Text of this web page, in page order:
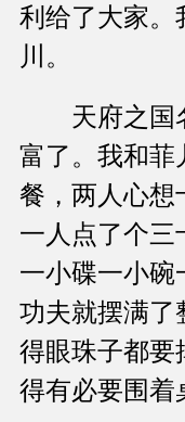
利给了大家。
川。
天府之国名
富了。我和菲
餐，两人心想
一人点了个三
一小碟一小碗
功夫就摆满了
得眼珠子都要
得有必要围着